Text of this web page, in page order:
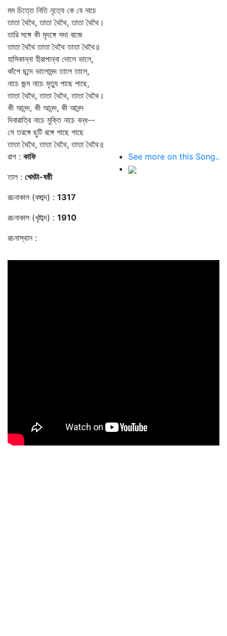
মম চিত্তে নিতি নৃত্যে কে যে নাচে
তাতা থৈথৈ, তাতা থৈথৈ, তাতা থৈথৈ।
তারি সঙ্গে কী মৃদঙ্গে সদা বাজে
তাতা থৈথৈ তাতা থৈথৈ তাতা থৈথৈ॥
হাসিকান্না হীরাপান্না দোলে ভালে,
কাঁপে ছন্দে ভালোমন্দ তালে তালে,
নাচে জন্ম নাচে মৃত্যু পাছে পাছে,
তাতা থৈথৈ, তাতা থৈথৈ, তাতা থৈথৈ।
কী আনন্দ, কী আনন্দ, কী আনন্দ
দিবারাত্রি নাচে মুক্তি নাচে বন্ধ--
সে তরঙ্গে ছুটি রঙ্গে পাছে পাছে
তাতা থৈথৈ, তাতা থৈথৈ, তাতা থৈথৈ॥
রাগ : কাফি
তাল : খেমটা-ষষ্ঠী
রচনাকাল (বঙ্গাব্দ) : 1317
রচনাকাল (খৃষ্টাব্দ) : 1910
রচনাস্থান :
See more on this Song..